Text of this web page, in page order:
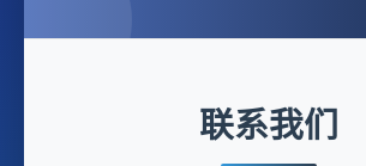
联系我们